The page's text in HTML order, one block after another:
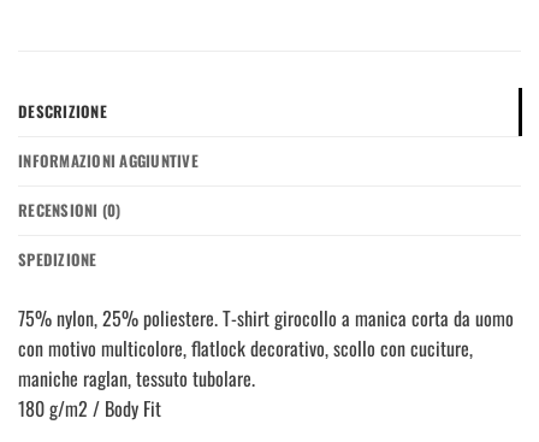
DESCRIZIONE
INFORMAZIONI AGGIUNTIVE
RECENSIONI (0)
SPEDIZIONE
75% nylon, 25% poliestere. T-shirt girocollo a manica corta da uomo
con motivo multicolore, flatlock decorativo, scollo con cuciture,
maniche raglan, tessuto tubolare.
180 g/m2 / Body Fit